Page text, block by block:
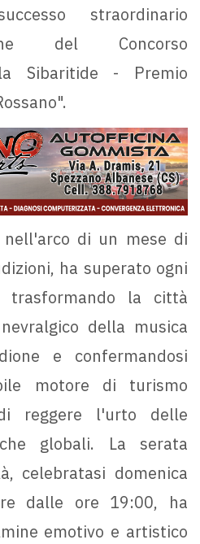
straordinario
del Concorso
Sibaritide - Premio
nell'arco di un mese di
ha superato ogni
trasformando la città
della musica
e confermandosi
motore di turismo
reggere l'urto delle
globali. La serata
celebratasi domenica
dalle ore 19:00, ha
emotivo e artistico